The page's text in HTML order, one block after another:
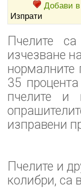
Добави
Изпрати
Пчелите
изчезване
нормалните
35
пчелите и
изправени
Пчелите и
колибри, са